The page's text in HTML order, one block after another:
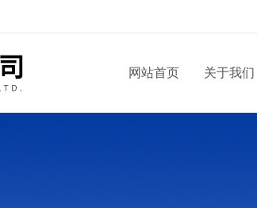
网站首页 关于我们